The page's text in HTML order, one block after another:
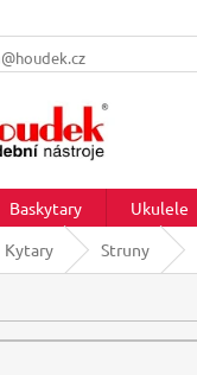
Baskytary Ukulele
Kytary Struny